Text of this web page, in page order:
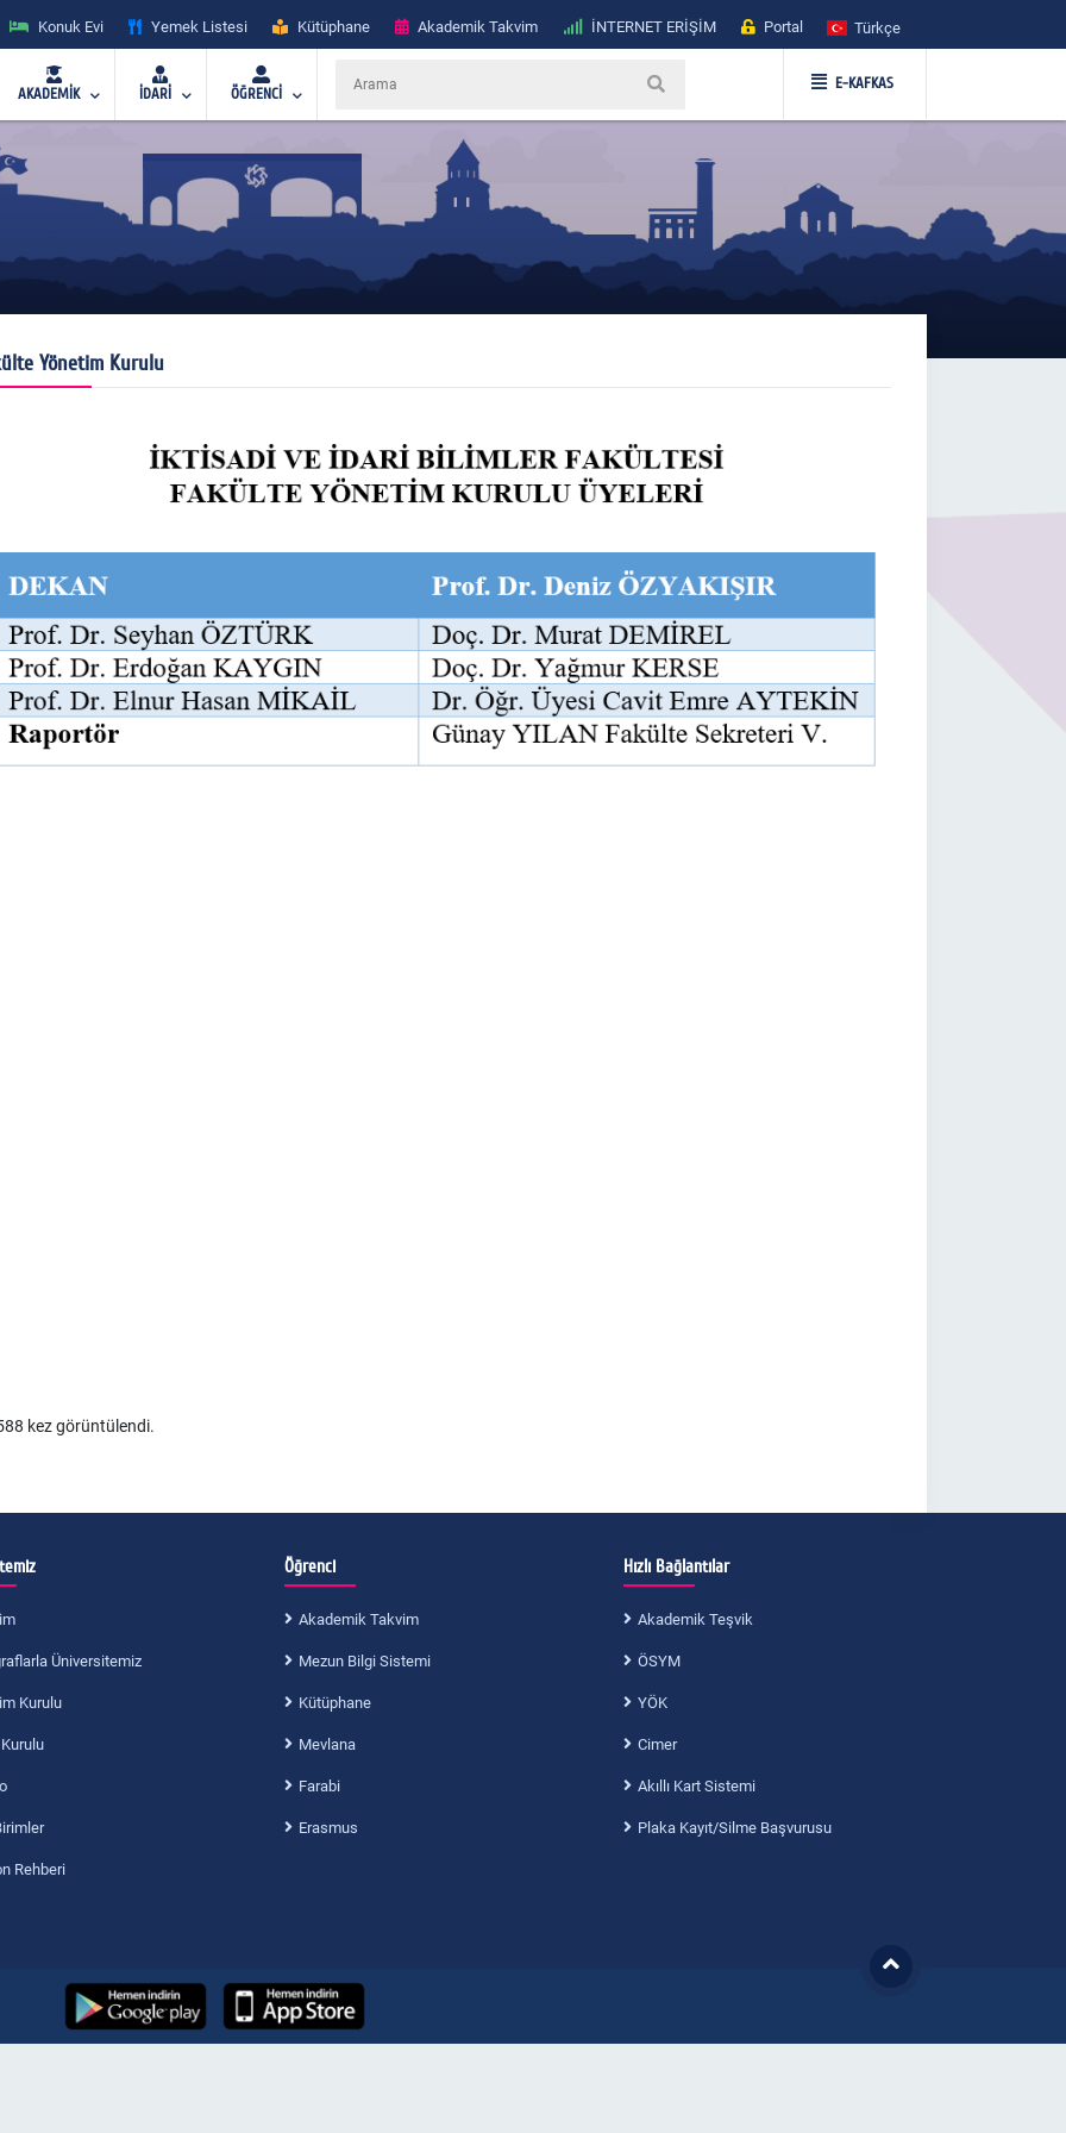
Konuk Evi Yemek Listesi Kütüphane Akademik Takvim İNTERNET ERİŞİM Portal Türkçe
AKADEMİK İDARİ ÖĞRENCİ
E-KAFKAS
Yönetim Kurulu
kez görüntülendi.
Üniversitemiz
Kurulu
Rehberi
Öğrenci
Akademik Takvim
Mezun Bilgi Sistemi
Kütüphane
Mevlana
Farabi
Erasmus
Hızlı Bağlantılar
Akademik Teşvik
ÖSYM
YÖK
Cimer
Akıllı Kart Sistemi
Plaka Kayıt/Silme Başvurusu